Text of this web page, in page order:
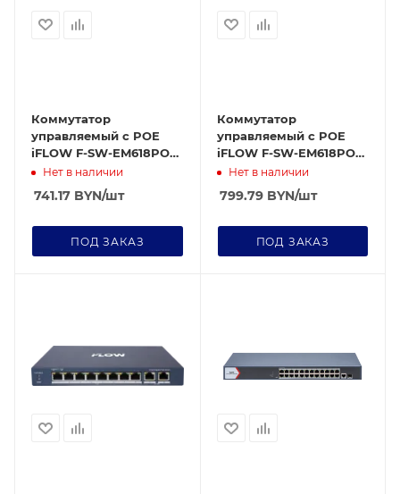
Коммутатор
управляемый c POE
iFLOW F-SW-EM618POE-
VM/L
Нет в наличии
741.17 BYN/шт
ПОД ЗАКАЗ
Коммутатор
управляемый c POE
iFLOW F-SW-EM618POE-
VMНет в наличии
799.79BYN/шт
ПОД ЗАКАЗ